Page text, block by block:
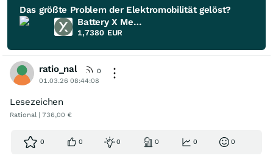
Das größte Problem der Elektromobilität gelöst?
Battery X Metals
1,7380 EUR
ratio_nal
0
01.03.26 08:44:08
Lesezeichen
Rational | 736,00 €
0 0 0 0 0 0